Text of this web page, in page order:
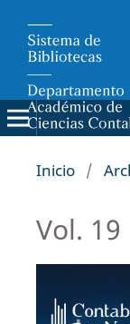
Inicio /
Vol.